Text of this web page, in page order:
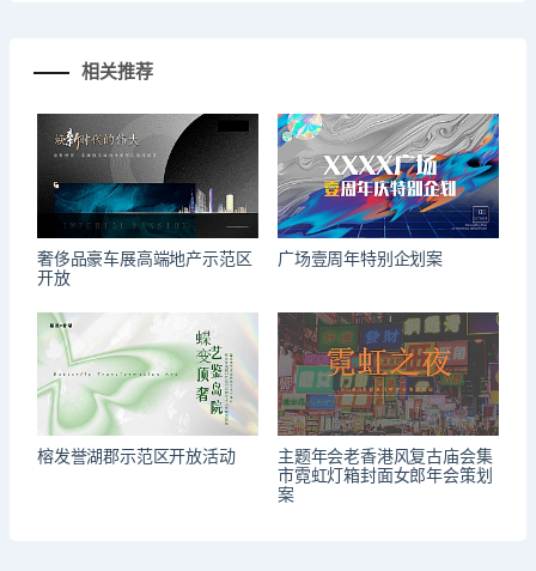
相关推荐
奢侈品豪车展高端地产示范区
开放
广场壹周年特别企划案
榕发誉湖郡示范区开放活动
主题年会老香港风复古庙会集
市霓虹灯箱封面女郎年会策划
案